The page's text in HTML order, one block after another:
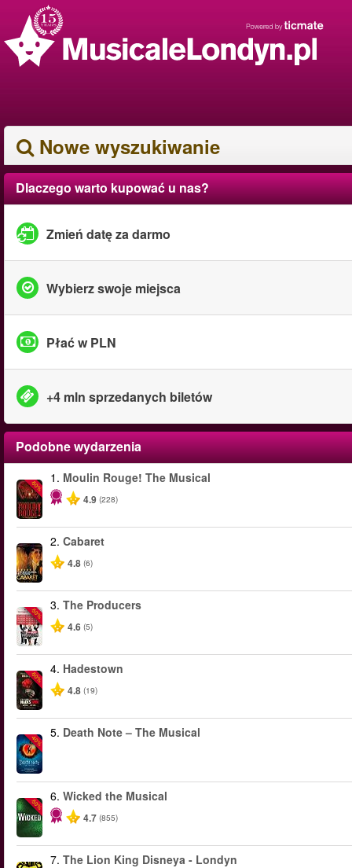
Nowe wyszukiwanie
Dlaczego warto kupować u nas?
Zmień datę za darmo
Wybierz swoje miejsca
Płać w PLN
+4 mln sprzedanych biletów
Podobne wydarzenia
-50%
1. Moulin Rouge! The Musical
4.9 (228)
2. Cabaret
4.8 (6)
-50%
3. The Producers
4.6 (5)
-50%
4. Hadestown
4.8 (19)
-40%
5. Death Note – The Musical
-50%
6. Wicked the Musical
4.7 (855)
7. The Lion King Disneya - Londyn